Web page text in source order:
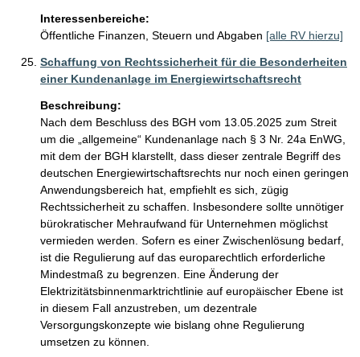
Interessenbereiche:
Öffentliche Finanzen, Steuern und Abgaben [alle RV hierzu]
Schaffung von Rechtssicherheit für die Besonderheiten
einer Kundenanlage im Energiewirtschaftsrecht
Beschreibung:
Nach dem Beschluss des BGH vom 13.05.2025 zum Streit
um die „allgemeine“ Kundenanlage nach § 3 Nr. 24a EnWG,
mit dem der BGH klarstellt, dass dieser zentrale Begriff des
deutschen Energiewirtschaftsrechts nur noch einen geringen
Anwendungsbereich hat, empfiehlt es sich, zügig
Rechtssicherheit zu schaffen. Insbesondere sollte unnötiger
bürokratischer Mehraufwand für Unternehmen möglichst
vermieden werden. Sofern es einer Zwischenlösung bedarf,
ist die Regulierung auf das europarechtlich erforderliche
Mindestmaß zu begrenzen. Eine Änderung der
Elektrizitätsbinnenmarktrichtlinie auf europäischer Ebene ist
in diesem Fall anzustreben, um dezentrale
Versorgungskonzepte wie bislang ohne Regulierung
umsetzen zu können.